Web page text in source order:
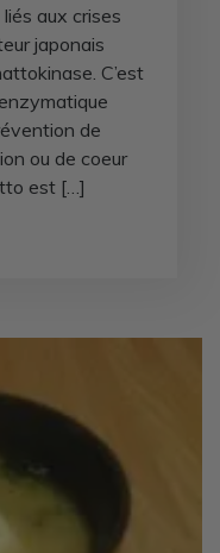
aux crises
japonais
C’est
de
ou de coeur
est […]